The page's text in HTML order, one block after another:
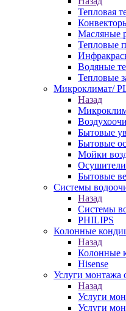
Тепловая
Масляные
Тепловые
Водяные
Тепловые
Микроклимат/
Назад
Бытовые
Бытовые
Мойки
Осушители
Бытовые
Системы
Назад
Системы
PHILIPS
Колонные
Назад
Колонные
Hisense
Услуги монтажа
Назад
Услуги
Услуги